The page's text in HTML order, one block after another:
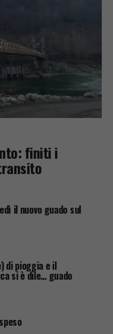
finiti i
il nuovo guado sul
di pioggia e il
si è dile… guado